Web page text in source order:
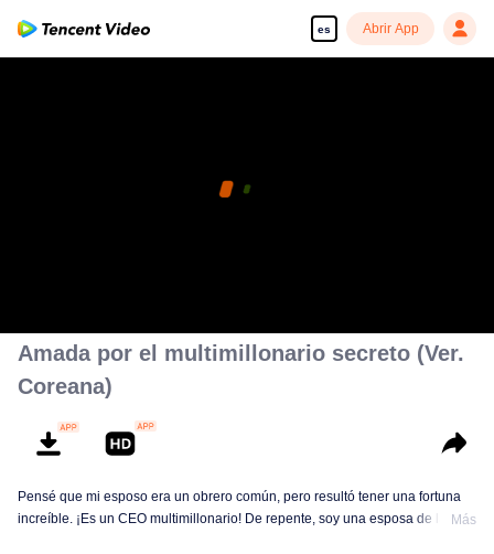
es Abrir App
Amada por el multimillonario secreto (Ver.
Coreana)
Pensé que mi esposo era un obrero común, pero resultó tener una fortuna
increíble. ¡Es un CEO multimillonario! De repente, soy una esposa de la alta
Más